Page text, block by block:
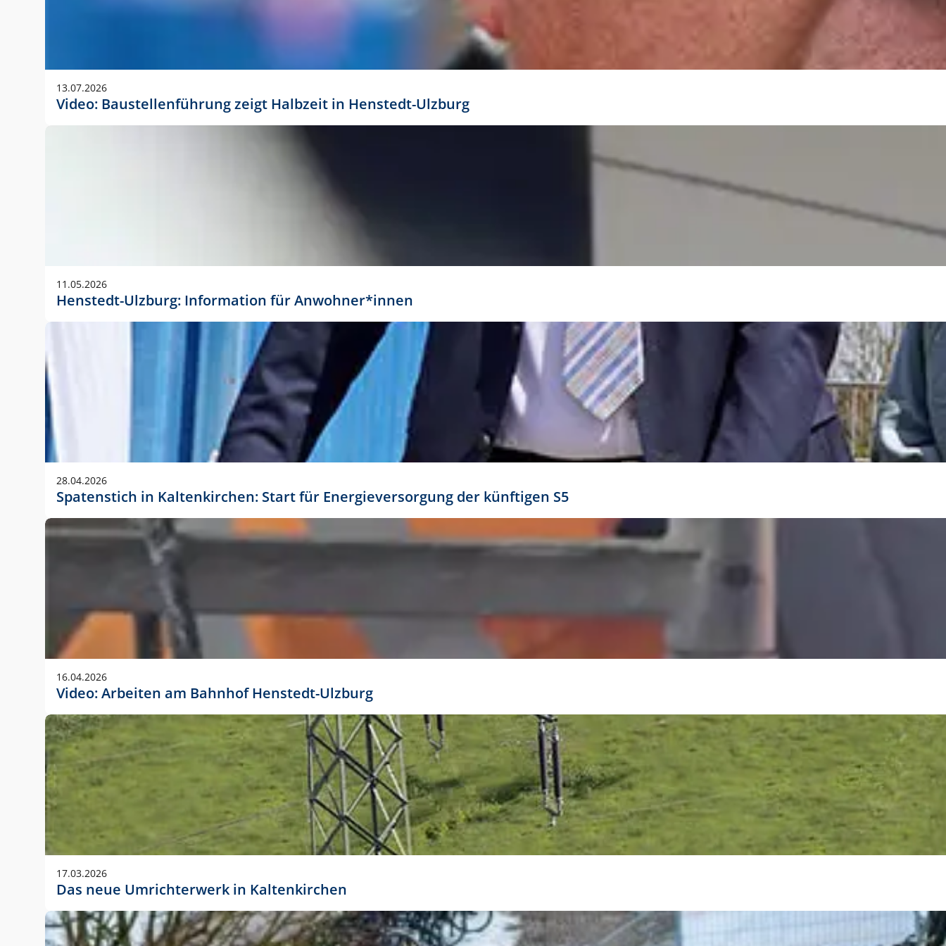
Anwendungsgröße im Layout:
Die Logohöhe beträgt 4 – 10 % der jeweiligen Formathöhe. Daraus ergeben sich für gängige Formate
folgende fest definierte Anwendungsgrößen im Layout:
DIN A3 – 15 mm hoch (5 %)
DIN A1 – 39 mm hoch (5 %)
DIN lang – 10 mm hoch (5 %)
1080 x 1080 px – 78 px hoch (7 %)
In Ausnahmefällen darf das Logo jedoch auch größer oder kleiner gesetzt werden. Dazu bedarf es jedoch
stets der vorherigen Absprache mit der Marketingabteilung.
13.07.2026
Video: Baustellenführung zeigt Halbzeit in Henstedt-Ulzburg
11.05.2026
Henstedt-Ulzburg: Information für Anwohner*innen
28.04.2026
Spatenstich in Kaltenkirchen: Start für Energieversorgung der künftigen S5
16.04.2026
Video: Arbeiten am Bahnhof Henstedt-Ulzburg
17.03.2026
Das neue Umrichterwerk in Kaltenkirchen